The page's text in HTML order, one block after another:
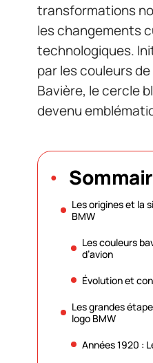
transformations
les changements
technologiques.
par les couleurs de
Bavière, le cercle
devenu
Les origines et la
BMW
Les couleurs
d’avion
Évolution et
Les grandes
logo BMW
Années 1920 :